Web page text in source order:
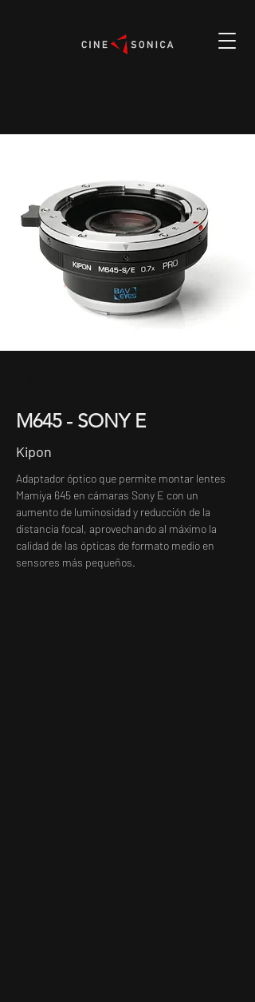
M645 - SONY E
Kipon
Adaptador óptico que permite montar lentes
Mamiya 645 en cámaras Sony E con un
aumento de luminosidad y reducción de la
distancia focal, aprovechando al máximo la
calidad de las ópticas de formato medio en
sensores más pequeños.